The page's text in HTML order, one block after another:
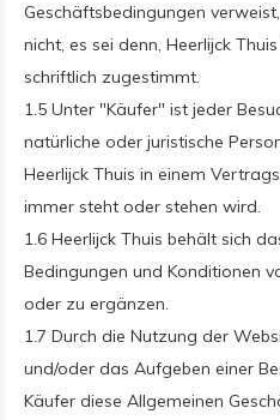
Geschäftsbedingungen
nicht, es sei denn, Heerlijck
schriftlich zugestimmt.
1.5 Unter "Käufer" ist jeder
natürliche oder juristische
Heerlijck Thuis in einem
immer steht oder stehen wird.
1.6 Heerlijck Thuis behält sich
Bedingungen und Konditionen
oder zu ergänzen.
1.7 Durch die Nutzung der
und/oder das Aufgeben einer
Käufer diese Allgemeinen